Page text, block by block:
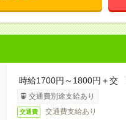
時給1700円～1800円＋交
交通費別途支給あり
交通費 交通費支給あり